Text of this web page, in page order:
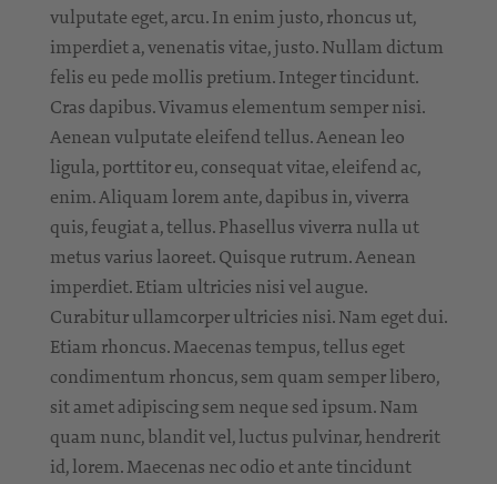
vulputate eget, arcu. In enim justo, rhoncus ut,
imperdiet a, venenatis vitae, justo. Nullam dictum
felis eu pede mollis pretium. Integer tincidunt.
Cras dapibus. Vivamus elementum semper nisi.
Aenean vulputate eleifend tellus. Aenean leo
ligula, porttitor eu, consequat vitae, eleifend ac,
enim. Aliquam lorem ante, dapibus in, viverra
quis, feugiat a, tellus. Phasellus viverra nulla ut
metus varius laoreet. Quisque rutrum. Aenean
imperdiet. Etiam ultricies nisi vel augue.
Curabitur ullamcorper ultricies nisi. Nam eget dui.
Etiam rhoncus. Maecenas tempus, tellus eget
condimentum rhoncus, sem quam semper libero,
sit amet adipiscing sem neque sed ipsum. Nam
quam nunc, blandit vel, luctus pulvinar, hendrerit
id, lorem. Maecenas nec odio et ante tincidunt